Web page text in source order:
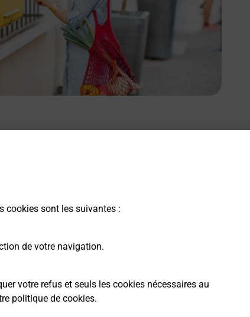
cookies sont les suivantes :
de votre navigation.
votre refus et seuls les cookies nécessaires au
politique de cookies.